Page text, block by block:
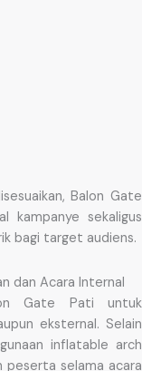
Balon Gate
kampanye sekaligus
bagi target audiens.
dan Acara Internal
Gate Pati untuk
eksternal. Selain
inflatable arch
peserta selama acara